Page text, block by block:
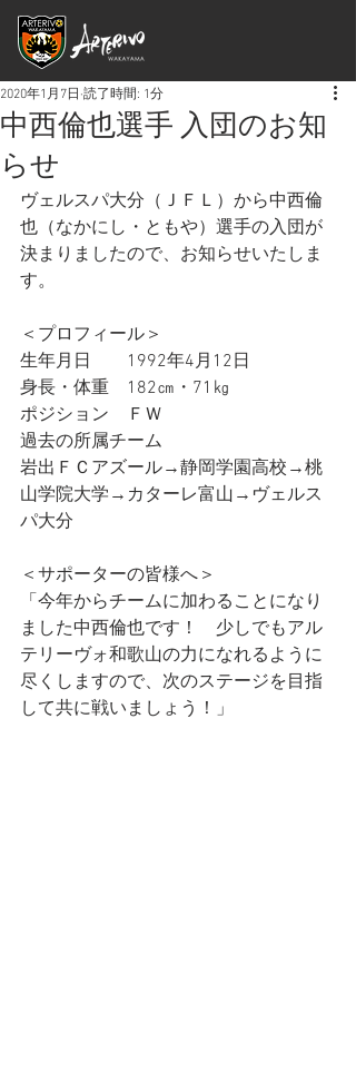
中西倫也選手 入団のお知
らせ
2020年1月7日 読了時間: 1分
ヴェルスパ大分（ＪＦＬ）から中西倫
也（なかにし・ともや）選手の入団が
決まりましたので、お知らせいたしま
す。
＜プロフィール＞
生年月日　　1992年4月12日
身長・体重　182㎝・71㎏
ポジション　ＦＷ
過去の所属チーム
岩出ＦＣアズール→静岡学園高校→桃
山学院大学→カターレ富山→ヴェルス
パ大分
＜サポーターの皆様へ＞
「今年からチームに加わることになり
ました中西倫也です！　少しでもアル
テリーヴォ和歌山の力になれるように
尽くしますので、次のステージを目指
して共に戦いましょう！」